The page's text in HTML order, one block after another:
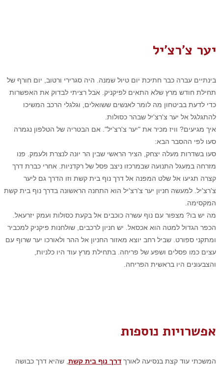
יער צ'רצ'יל
בינתיים עברה כבר חתיכת יום טיול שמנה. היה סגרירי ורטוב, יום חורף של
תחילת חודש מרץ שלא התאים לפיקניק. אבל רציתי לבדוק את האפשרות
כדי לדעת בביטחון מה לומר לאנשים ששואלים, וגלגלי הרכב המשיכו
להתגלגל אל יער צ'רצ'יל שבהר כסולות.
איך מגיעים? וויז מכיר את "יער צ'רצ'יל". אם הבטריה של הטלפון נגמרה
סעו לפי ההסבר הבא:
סעו בשדרות מעלה יצחק, הציר הראשי שבין הר יונה לנצרת ולעמק. פנו
מזרחה במעגל התנועה שבמרכזו ניצב פסל של רקדניות. אחרי כברת דרך
קצרה תגיעו אל שלט המפנה אל דרך נוף בית קשת וזו הדרך גם ליער
צ'רצ'יל. למעשה חניון יער צ'רצ'יל הוא התחנה הראשונה בדרך נוף בית קשת
המקסימה.
מה יש בו? מצפור עם נוף עשרה כוכבים אל בקעת כסולות ועמק יזרעאל.
הכפר הגדול למטה הוא אכסאל. יש חניון לרכבים, שולחנות פיקניק למכביר
ומתקני ספורט. שביל רחב יוצא מאזור החניון אל ההר ולאורכו יער שרוף עם
עצים כמו פסלים ושפע של פריחה. בתחילת מרץ עוד היו כלניות,
והצבעונים היו בראשית הפריחה.
אפשרויות נוספות
המשכתי עוד קצת בנסיעה לאורך דרך נוף בית קשת , שהיא דרך כבושה